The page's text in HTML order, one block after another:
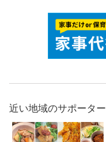
近い地域のサポーター